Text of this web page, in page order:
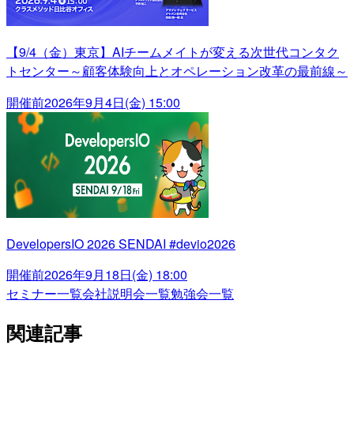
【9/4（金）東京】AIチームメイトが変える次世代コンタク
トセンター～顧客体験向上とオペレーション改革の最前線～
開催前2026年9月4日(金) 15:00
DevelopersIO 2026 SENDAI #devio2026
開催前2026年9月18日(金) 18:00
セミナー一覧会社説明会一覧勉強会一覧
関連記事